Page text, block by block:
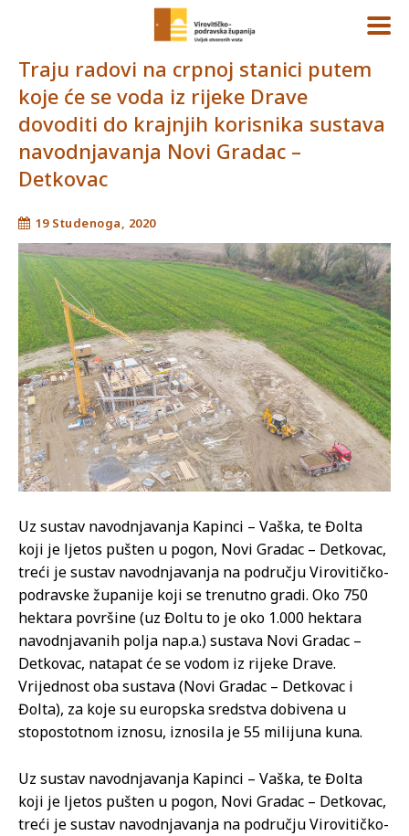
Traju radovi na crpnoj stanici putem
koje će se voda iz rijeke Drave
dovoditi do krajnjih korisnika sustava
navodnjavanja Novi Gradac –
Detkovac
19 Studenoga, 2020
Uz sustav navodnjavanja Kapinci – Vaška, te Đolta
koji je ljetos pušten u pogon, Novi Gradac – Detkovac,
treći je sustav navodnjavanja na području Virovitičko-
podravske županije koji se trenutno gradi. Oko 750
hektara površine (uz Đoltu to je oko 1.000 hektara
navodnjavanih polja nap.a.) sustava Novi Gradac –
Detkovac, natapat će se vodom iz rijeke Drave.
Vrijednost oba sustava (Novi Gradac – Detkovac i
Đolta), za koje su europska sredstva dobivena u
stopostotnom iznosu, iznosila je 55 milijuna kuna.
Uz sustav navodnjavanja Kapinci – Vaška, te Đolta
koji je ljetos pušten u pogon, Novi Gradac – Detkovac,
treći je sustav navodnjavanja na području Virovitičko-